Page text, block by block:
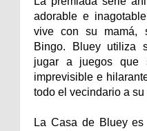
adorable e
vive con su mamá,
Bingo. Bluey utiliza
jugar a juegos que
imprevisible e
todo el vecindario a
La Casa de Bluey